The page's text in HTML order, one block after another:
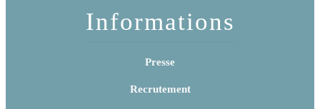
Informations
Presse
Recrutement